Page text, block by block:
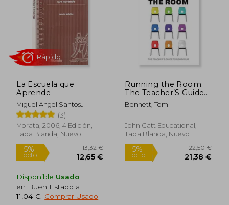
Rápido
La Escuela que
Aprende
Miguel Angel Santos
Guerra
(3)
Morata, 2006, 4 Edición,
Tapa Blanda, Nuevo
Disponible Usado
en Buen Estado a
11,04 € Comprar Usado
Running the Room:
The Teacher’S Guide
to Behaviour (en
Inglés)
Bennett, Tom
John Catt Educational,
Tapa Blanda, Nuevo